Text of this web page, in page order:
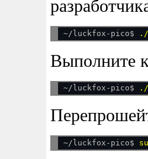
~/luckfox-pico$
Выполните
~/luckfox-pico$
~/luckfox-pico$